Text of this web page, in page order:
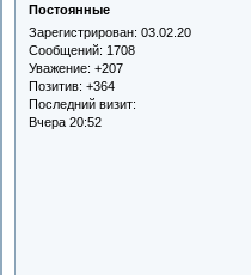
Постоянные
Зарегистрирован: 03.02.20
Сообщений: 1708
Уважение: +207
Позитив: +364
Последний визит:
Вчера 20:52